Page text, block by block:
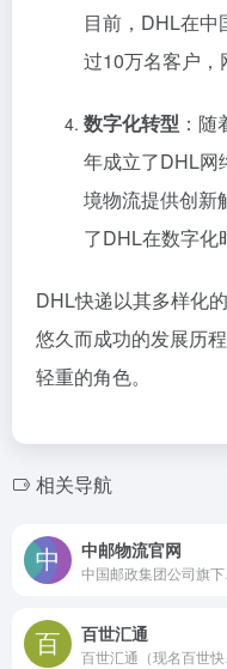
目前，DHL在中
过10万名客户，
数字化转型 ：
年成立了DHL网
境物流提供创新
了DHL在数字化
DHL快递以其多样化
悠久而成功的发展历
轻重的角色。
相关导航
中邮物流官网
百世汇通